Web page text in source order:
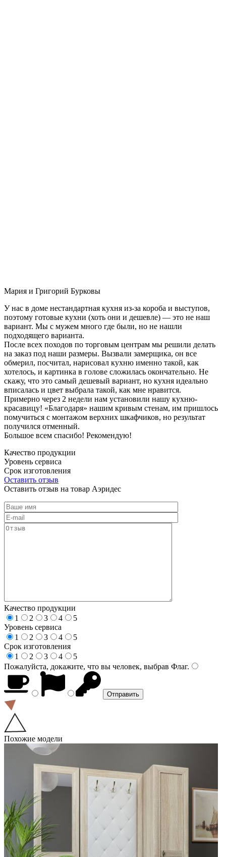
Мария и Григорий Бурковы
У нас в доме нестандартная кухня из-за короба и выступов,
поэтому готовые кухни (хоть они и дешевле) — это не наш
вариант. Мы с мужем много где были, но не нашли
подходящего варианта.
После всех походов по торговым центрам мы решили делать
на заказ под наши размеры. Вызвали замерщика, он все
обмерил, посчитал, нарисовал кухню именно такой, как
хотелось, и картинка в голове сложилась окончательно. Не
скажу, что это самый дешевый вариант, но кухня идеально
вписалась и цвет выбрала такой, как мне нравится.
Примерно через 2 недели нам установили нашу кухню-
красавицу! «Благодаря» нашим кривым стенам, им пришлось
помучиться с монтажом верхних шкафчиков, но результат
получился отменный.
Большое всем спасибо! Рекомендую!
Качество продукции
Уровень сервиса
Срок изготовления
Оставить отзыв
Оставить отзыв на товар Аэридес
Качество продукции
1
2 3 4
5
Уровень сервиса
1
2 3 4
5
Срок изготовления
1
2 3 4
5
Пожалуйста, докажите, что вы человек, выбрав Флаг.
Похожие модели